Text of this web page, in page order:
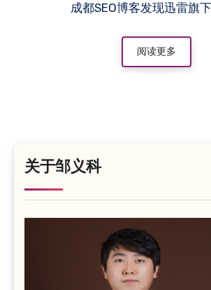
成都SEO博客发现迅雷旗
阅读更多
关于邹义科